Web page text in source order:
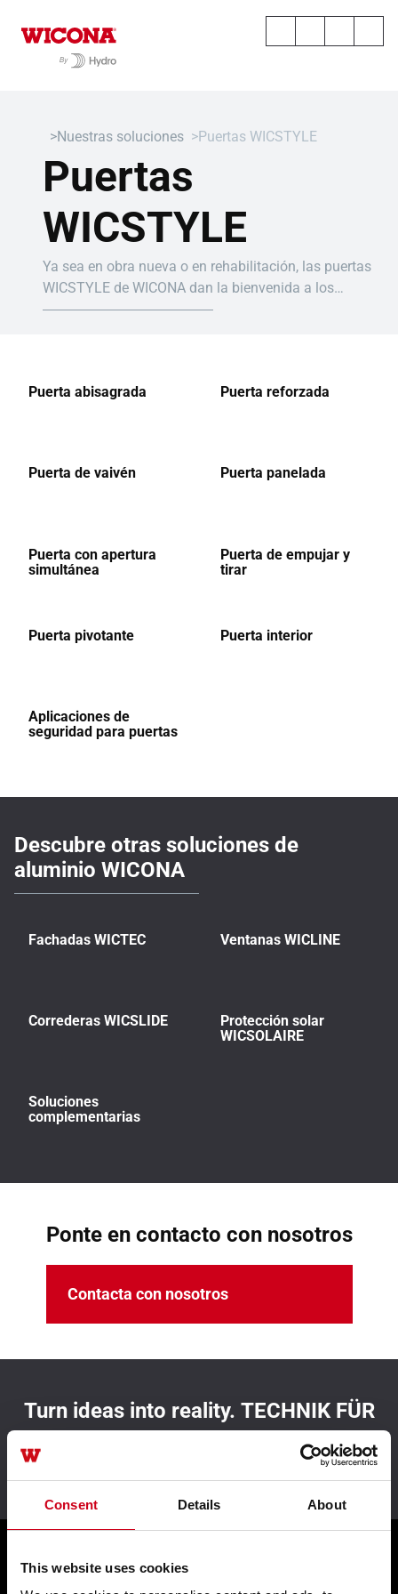
Consent Details About
This website uses cookies
Nuestras soluciones Puertas WICSTYLE
Puertas
WICSTYLE
Ya sea en obra nueva o en rehabilitación, las puertas
WICSTYLE de WICONA dan la bienvenida a los
edificios, ofreciendo siempre rendimiento y
Puerta abisagrada Puerta reforzada
Puerta de vaivén Puerta panelada
Puerta con apertura
simultánea
Puerta de empujar y
tirar
Puerta pivotante Puerta interior
Aplicaciones de
seguridad para puertas
Descubre otras soluciones de
aluminio WICONA
Fachadas WICTEC Ventanas WICLINE
Correderas WICSLIDE
Protección solar
WICSOLAIRE
Soluciones
complementarias
Ponte en contacto con nosotros
Contacta con nosotros
Turn ideas into reality. TECHNIK FÜR